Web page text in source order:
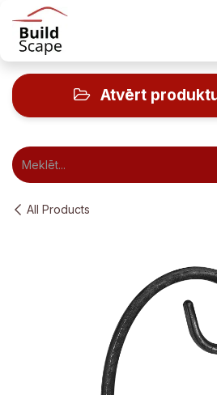
Skip to Content
Atvērt
All Products